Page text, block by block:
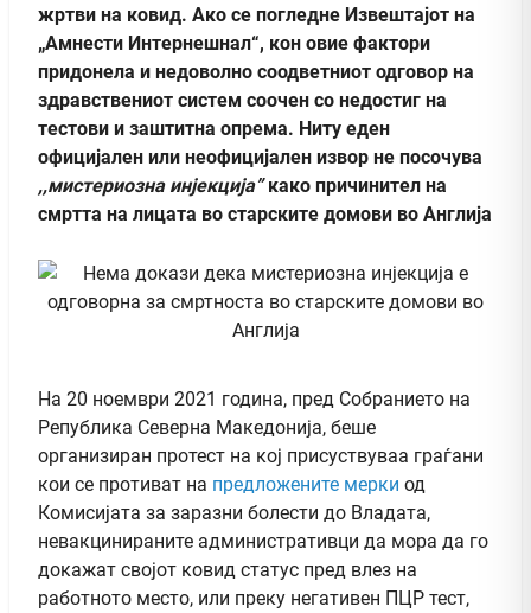
жртви на ковид. Ако се погледне Извештајот на
„Амнести Интернешнал“, кон овие фактори
придонела и недоволно соодветниот одговор на
здравствениот систем соочен со недостиг на
тестови и заштитна опрема. Ниту еден
официјален или неофицијален извор не посочува
,,мистериозна инјекција”како причинител на
смртта на лицата во старските домови во Англија
На 20 ноември 2021 година, пред Собранието на
Република Северна Македонија, беше
организиран протест на кој присуствуваа граѓани
кои се противат на предложените мерки од
Комисијата за заразни болести до Владата,
невакцинираните административци да мора да го
докажат својот ковид статус пред влез на
работното место, или преку негативен ПЦР тест,